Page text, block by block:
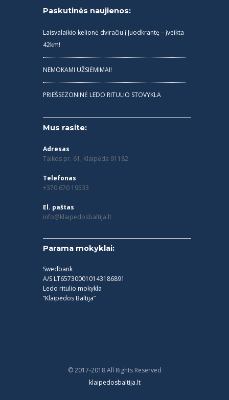
Paskutinės naujienos:
Laisvalaikio kelionė dviračiu į Juodkrantę – įveikta
42km!
NEMOKAMI UŽSIĖMIMAI!
PRIEŠSEZONINĖ LEDO RITULIO STOVYKLA
Mus rasite:
Adresas
Taikos pr. 61, Klaipėda 91182
Telefonas
+370 670 19533
El. paštas
info@klaipedosbaltija.lt
Parama mokyklai:
Swedbank
A/S LT657300010143186891
Ledo ritulio mokykla
”Klaipėdos Baltija”
© 2017-2018 All Rights Reserved
klaipedosbaltija.lt